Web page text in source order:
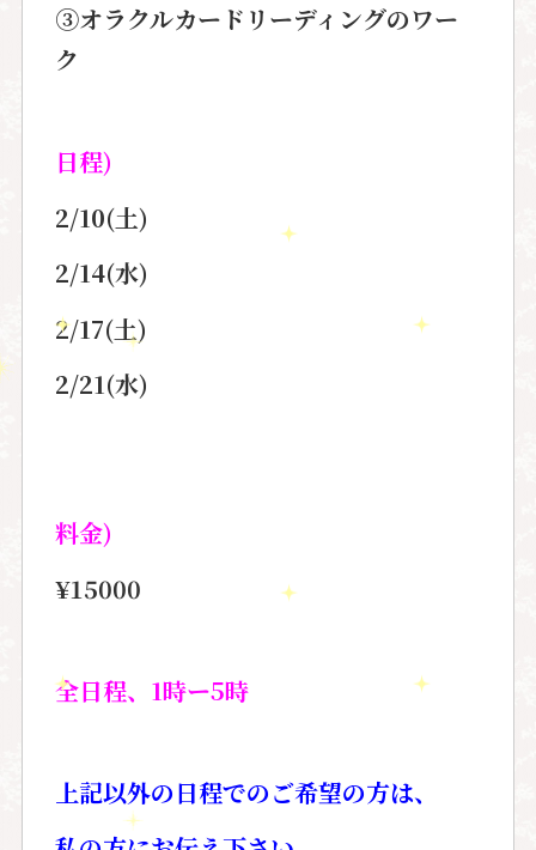
③オラクルカードリーディングのワー
ク
日程)
2/10(土)
2/14(水)
2/17(土)
2/21(水)
料金)
¥15000
全日程、 1時ー5時
上記以外の日程でのご希望の方は、